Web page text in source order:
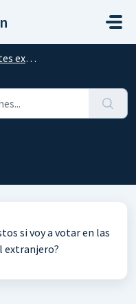
y militares
si voy a votar en las
extranjero?